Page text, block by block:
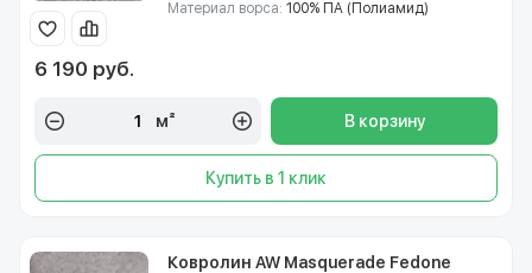
Материал ворса: 100% ПА (Полиамид)
6 190 руб.
м² В корзину
Купить в 1 клик
Ковролин AW Masquerade Fedone